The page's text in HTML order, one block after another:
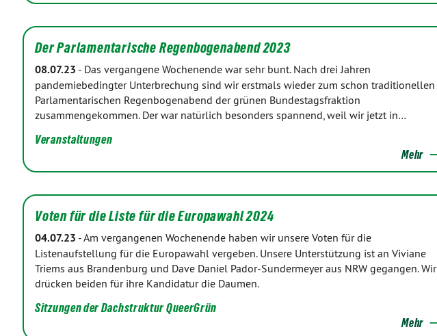
Der Parlamentarische Regenbogenabend 2023
08.07.23 - Das vergangene Wochenende war sehr bunt. Nach drei Jahren
pandemiebedingter Unterbrechung sind wir erstmals wieder zum schon traditionellen
Parlamentarischen Regenbogenabend der grünen Bundestagsfraktion
zusammengekommen. Der war natürlich besonders spannend, weil wir jetzt in…
Veranstaltungen
Mehr
Voten für die Liste für die Europawahl 2024
04.07.23 -Am vergangenen Wochenende haben wir unsere Voten für die
Listenaufstellung für die Europawahl vergeben. Unsere Unterstützung ist an Viviane
Triems aus Brandenburg und Dave Daniel Pador-Sundermeyer aus NRW gegangen. Wir
drücken beiden für ihre Kandidatur die Daumen.
Sitzungen der Dachstruktur QueerGrün
Mehr